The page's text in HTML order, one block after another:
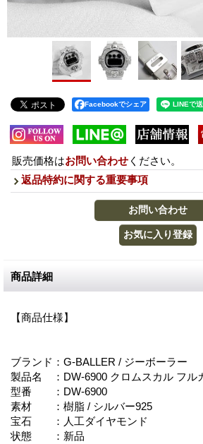
Facebookでシェア
販売価格はお問い合わせ ください。
返品特約に関する重要事項
商品詳細
【商品仕様】
ブランド：G-BALLER / ジーボーラー
製品名 ：DW-6900 クロムスカル フル
型番 ：DW-6900
素材 ：樹脂 / シルバー925
宝石 ：人工ダイヤモンド
状態 ：新品